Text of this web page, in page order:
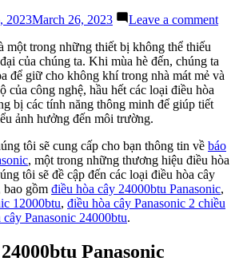
2023March 26, 2023 Leave a commenton
điều
hòa
cả
cần
biết
trong những thiết bị không thể thiếu
của chúng ta. Khi mùa hè đến, chúng ta
để giữ cho không khí trong nhà mát mẻ và
của công nghệ, hầu hết các loại điều hòa
bị các tính năng thông minh để giúp tiết
ảnh hưởng đến môi trường.
tôi sẽ cung cấp cho bạn thông tin về báo
, một trong những thương hiệu điều hòa
tôi sẽ đề cập đến các loại điều hòa cây
bao gồm điều hòa cây 24000btu Panasonic,
12000btu, điều hòa cây Panasonic 2 chiều
cây Panasonic 24000btu.
Panasonic